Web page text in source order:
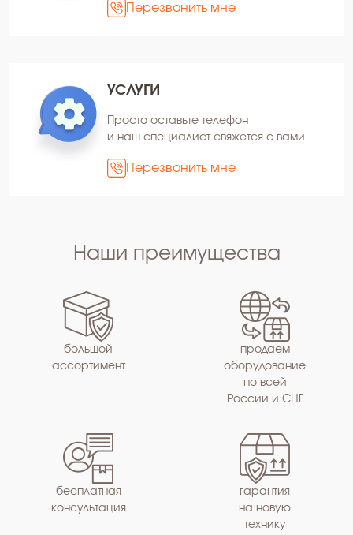
Перезвонить мне
УСЛУГИ
Просто оставьте телефон
и наш специалист свяжется с вами
Перезвонить мне
Наши преимущества
большой
ассортимент
продаем
оборудование
по всей
России и СНГ
бесплатная
консультация
гарантия
на новую
технику